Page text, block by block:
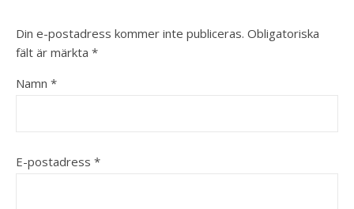
Din e-postadress kommer inte publiceras. Obligatoriska
fält är märkta *
Namn *
E-postadress *